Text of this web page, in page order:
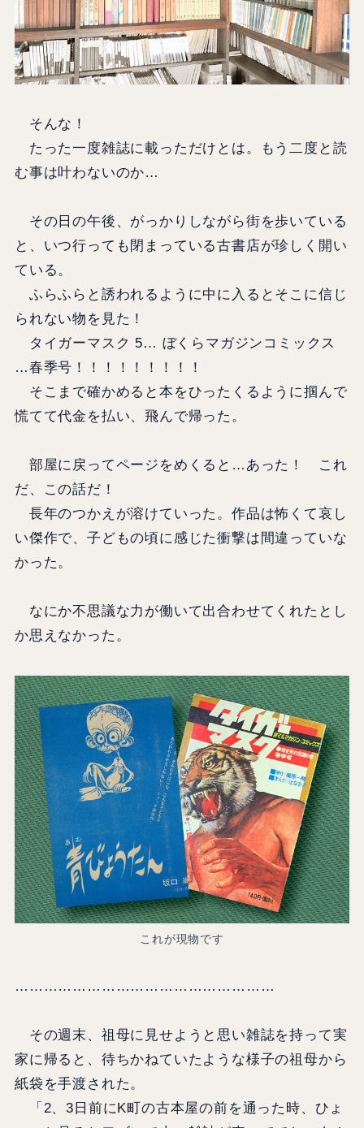
そんな！
たった一度雑誌に載っただけとは。もう二度と読
む事は叶わないのか…
その日の午後、がっかりしながら街を歩いている
と、いつ行っても閉まっている古書店が珍しく開い
ている。
ふらふらと誘われるように中に入るとそこに信じ
られない物を見た！
タイガーマスク 5… ぼくらマガジンコミックス
…春季号！！！！！！！！！
そこまで確かめると本をひったくるように掴んで
慌てて代金を払い、飛んで帰った。
部屋に戻ってページをめくると…あった！ これ
だ、この話だ！
長年のつかえが溶けていった。作品は怖くて哀し
い傑作で、子どもの頃に感じた衝撃は間違っていな
かった。
なにか不思議な力が働いて出合わせてくれたとし
か思えなかった。
これが現物です
………………………………………………
その週末、祖母に見せようと思い雑誌を持って実
家に帰ると、待ちかねていたような様子の祖母から
紙袋を手渡された。
「2、3日前にK町の古本屋の前を通った時、ひょ